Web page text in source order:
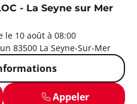
- La Seyne sur Mer
le 10 août à 08:00
83500 La Seyne-Sur-Mer
Appeler